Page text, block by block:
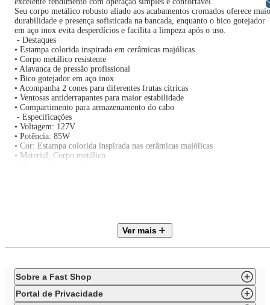
Seu corpo metálico robusto aliado aos acabamentos cromados oferece
durabilidade e presença sofisticada na bancada, enquanto o bico gotejador
em aço inox evita desperdícios e facilita a limpeza após o uso.
- Destaques
• Estampa colorida inspirada em cerâmicas majólicas
• Corpo metálico resistente
• Alavanca de pressão profissional
• Bico gotejador em aço inox
• Acompanha 2 cones para diferentes frutas cítricas
• Ventosas antiderrapantes para maior estabilidade
• Compartimento para armazenamento do cabo
- Especificações
• Voltagem: 127V
• Potência: 85W
• Cor: Estampa colorida inspirada nas cerâmicas majólicas
• Material: Corpo metálico
• Ideal para preparo de sucos naturais e receitas diversas
• Permite extração eficiente com acionamento por pressão
• Facilita o preparo de bebidas, sobremesas e receitas cítricas
• Design decorativo para cozinhas sofisticadas
Ver mais
Sobre a Fast Shop
Portal de Privacidade